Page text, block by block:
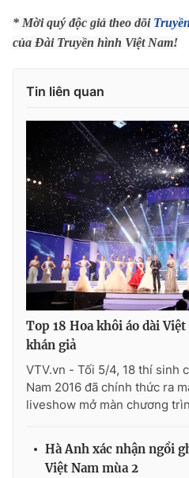
* Mời quý độc giả theo dõi
của Đài Truyền hình Việt Nam!
Tin liên quan
Top 18 Hoa khôi áo dài
khán giả
VTV.vn - Tối 5/4, 18 thí sinh
Nam 2016 đã chính thức ra
liveshow mở màn chương
Hà Anh xác nhận ngồi
Việt Nam mùa 2